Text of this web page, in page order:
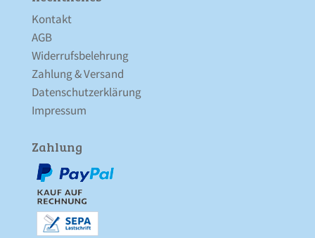
Kontakt
AGB
Widerrufsbelehrung
Zahlung & Versand
Datenschutz­erklärung
Impressum
Zahlung